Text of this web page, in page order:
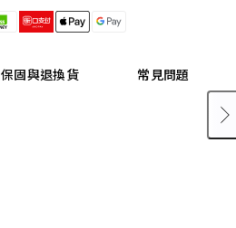
保固與退換貨 常見問題